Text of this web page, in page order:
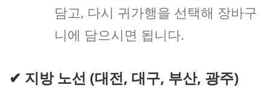
담고, 다시 귀가행을 선택해 장바구
니에 담으시면 됩니다.
✔ 지방 노선 (대전, 대구, 부산, 광주)